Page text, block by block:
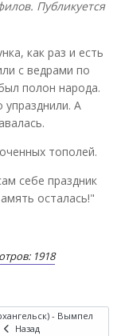
Публикуется
как раз и есть
с ведрами по
полон народа.
А
тополей.
себе праздник
осталась!"
1918
- Вымпел
Назад